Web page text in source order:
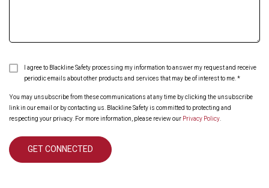
I agree to Blackline Safety processing my information to answer my request and receive
periodic emails about other products and services that may be of interest to me.*
You may unsubscribe from these communications at any time by clicking the unsubscribe
link in our email or by contacting us. Blackline Safety is committed to protecting and
respecting your privacy. For more information, please review our Privacy Policy.